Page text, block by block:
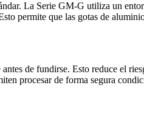
La Serie GM‑G utiliza un
permite que las gotas de
de fundirse. Esto reduce el
procesar de forma segura